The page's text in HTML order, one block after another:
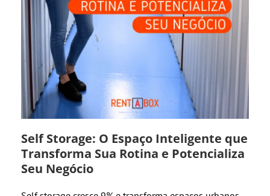
Self Storage: O Espaço Inteligente que
Transforma Sua Rotina e Potencializa
Seu Negócio